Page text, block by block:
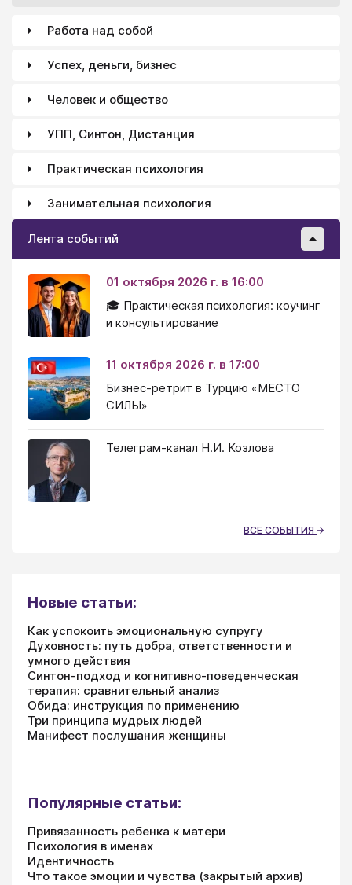
Работа над собой
Успех, деньги, бизнес
Человек и общество
УПП, Синтон, Дистанция
Практическая психология
Занимательная психология
Лента событий
01 октября 2026 г. в 16:00
🎓 Практическая психология: коучинг
и консультирование
11 октября 2026 г. в 17:00
Бизнес-ретрит в Турцию «МЕСТО
СИЛЫ»
Телеграм-канал Н.И. Козлова
ВСЕ СОБЫТИЯ
Новые статьи:
Как успокоить эмоциональную супругу
Духовность: путь добра, ответственности и
умного действия
Синтон-подход и когнитивно-поведенческая
терапия: сравнительный анализ
Обида: инструкция по применению
Три принципа мудрых людей
Манифест послушания женщины
Популярные статьи:
Привязанность ребенка к матери
Психология в именах
Идентичность
Что такое эмоции и чувства (закрытый архив)